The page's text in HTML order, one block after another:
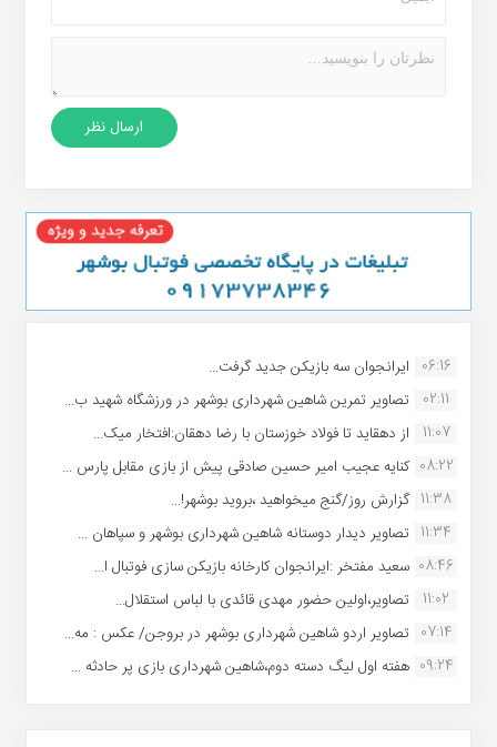
06:16 ایرانجوان سه بازیکن جدید گرفت...
02:11
تصاویر تمرین شاهین شهردارى بوشهر در ورزشگاه شهید ب...
11:07
از دهقاید تا فولاد خوزستان با رضا دهقان:افتخار میک...
08:22 کنایه عجیب امیر حسین صادقی پیش از بازی مقابل پارس ...
11:38 گزارش روز/گنج میخواهید ،بروید بوشهر!...
11:34 تصاویر دیدار دوستانه شاهین شهردارى بوشهر و سپاهان ...
08:46 سعید مفتخر :ایرانجوان کارخانه بازیکن سازی فوتبال ا...
11:02
تصاویر،اولین حضور مهدی قائدی با لباس استقلال...
07:14 تصاویر اردو شاهین شهرداری بوشهر در بروجن/ عکس : مه...
09:24 هفته اول لیگ دسته دوم،شاهین شهرداری بازی پر حادثه ...